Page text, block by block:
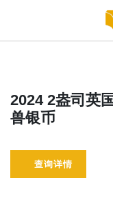
2024 2盎司英
兽银币
查询详情